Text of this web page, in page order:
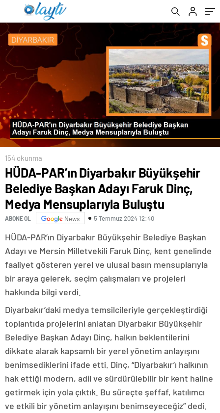
Mensuplarıyla Buluştu
154 okunma
HÜDA-PAR’ın Diyarbakır Büyükşehir
Belediye Başkan Adayı Faruk Dinç,
Medya Mensuplarıyla Buluştu
ABONE OL News 5 Temmuz 2024 12:40
HÜDA-PAR’ın Diyarbakır Büyükşehir Belediye Başkan
Adayı ve Mersin Milletvekili Faruk Dinç, kent genelinde
faaliyet gösteren yerel ve ulusal basın mensuplarıyla
bir araya gelerek, seçim çalışmaları ve projeleri
hakkında bilgi verdi.
Diyarbakır’daki medya temsilcileriyle gerçekleştirdiği
toplantıda projelerini anlatan Diyarbakır Büyükşehir
Belediye Başkan Adayı Dinç, halkın beklentilerini
dikkate alarak kapsamlı bir yerel yönetim anlayışını
benimsediklerini ifade etti. Dinç, “Diyarbakır’ı halkının
hak ettiği modern, adil ve sürdürülebilir bir kent haline
getirmek için yola çıktık. Bu süreçte şeffaf, katılımcı
ve etkili bir yönetim anlayışını benimseyeceğiz” dedi.